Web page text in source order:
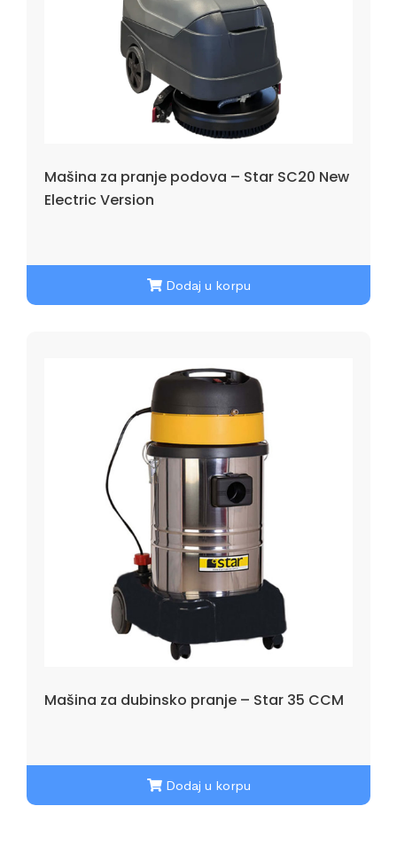
Mašina za pranje podova – Star SC20 New
Electric Version
Dodaj u korpu
Mašina za dubinsko pranje – Star 35 CCM
Dodaj u korpu